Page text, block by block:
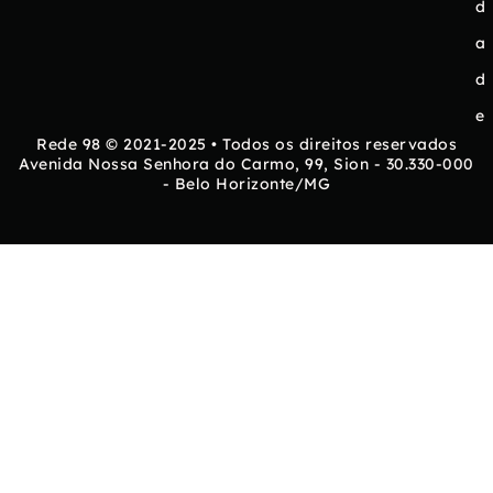
d
a
d
e
Rede 98 © 2021-2025 • Todos os direitos reservados
Avenida Nossa Senhora do Carmo, 99, Sion - 30.330-000
- Belo Horizonte/MG